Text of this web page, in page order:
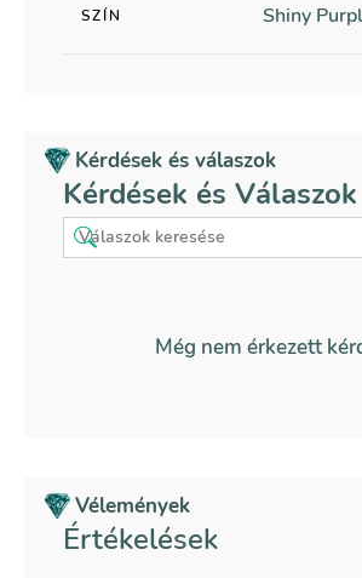
SZÍN Shiny
Kérdések és válaszok
Kérdések és Válaszok
Még nem érkezett
Vélemények
Értékelések